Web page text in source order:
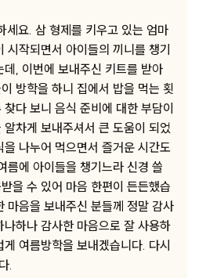
세요. 삼 형제를 키우고 있는 엄마
시작되면서 아이들의 끼니를 챙기
, 이번에 보내주신 키트를 받아
방학을 하니 집에서 밥을 먹는 횟
다 보니 음식 준비에 대한 부담이
차게 보내주셔서 큰 도움이 되었
나누어 먹으면서 즐거운 시간도
름에 아이들을 챙기느라 신경 쓸
을 수 있어 마음 한편이 든든했습
마음을 보내주신 분들께 정말 감사
하나 감사한 마음으로 잘 사용하
여름방학을 보내겠습니다. 다시
.